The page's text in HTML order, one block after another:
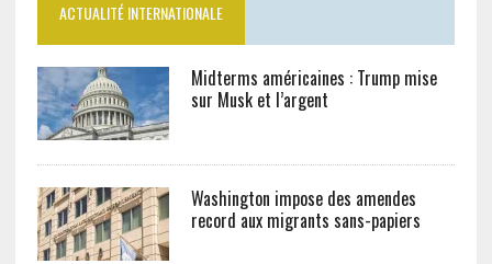
ACTUALITÉ INTERNATIONALE
Midterms américaines : Trump mise
sur Musk et l’argent
Washington impose des amendes
record aux migrants sans-papiers